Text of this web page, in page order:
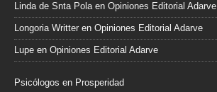
Linda de Snta Polaen Opiniones Editorial Adarve
Longoria Writter en Opiniones Editorial Adarve
Lupe en Opiniones Editorial Adarve
Psicólogos en Prosperidad